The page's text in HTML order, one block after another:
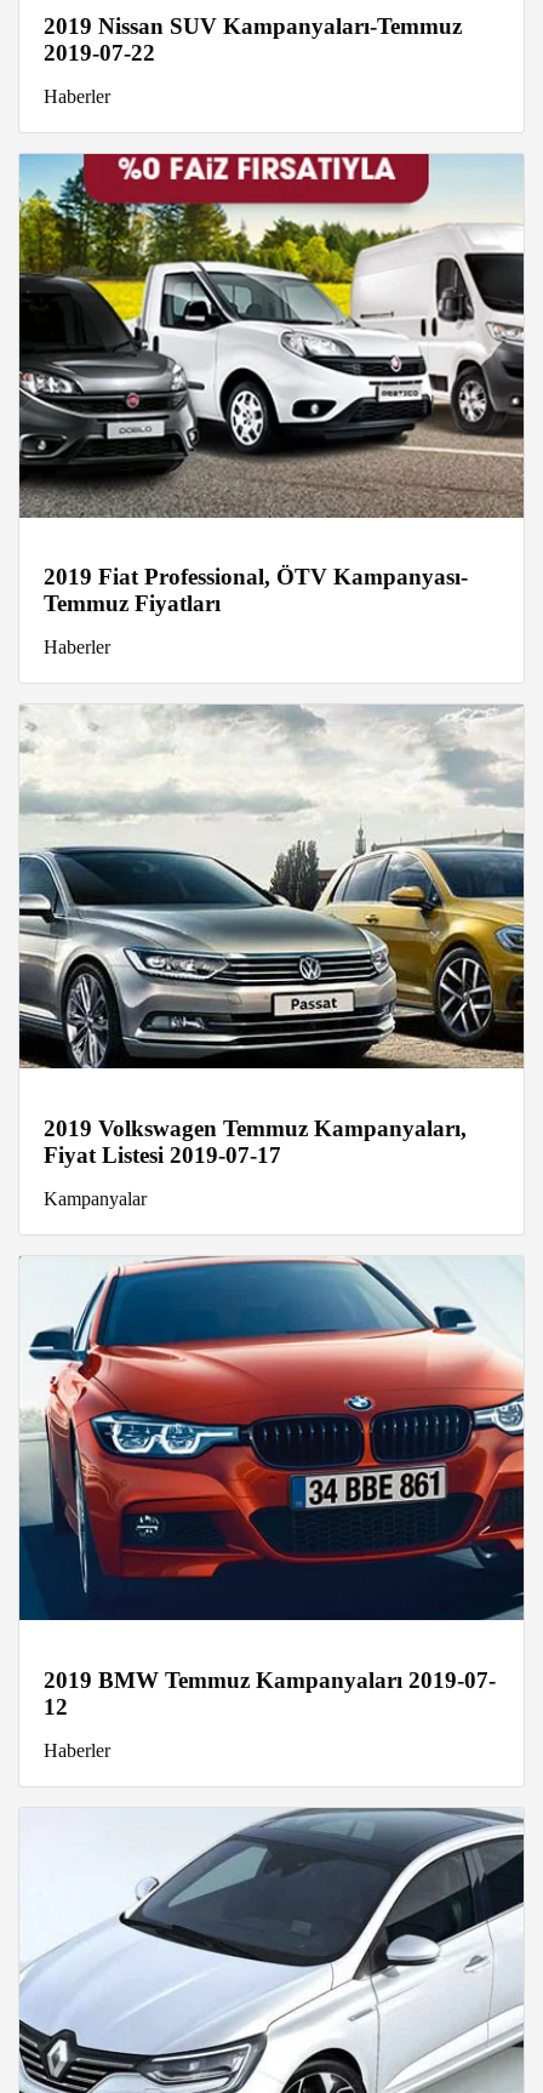
2019 Nissan SUV Kampanyaları-Temmuz
2019-07-22
Haberler
2019 Fiat Professional, ÖTV Kampanyası-
Temmuz Fiyatları
Haberler
2019 Volkswagen Temmuz Kampanyaları,
Fiyat Listesi 2019-07-17
Kampanyalar
2019 BMW Temmuz Kampanyaları 2019-07-
12
Haberler